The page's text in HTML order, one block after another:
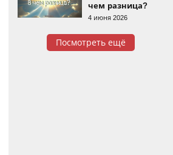
чем разница?
4 июня 2026
Посмотреть ещё